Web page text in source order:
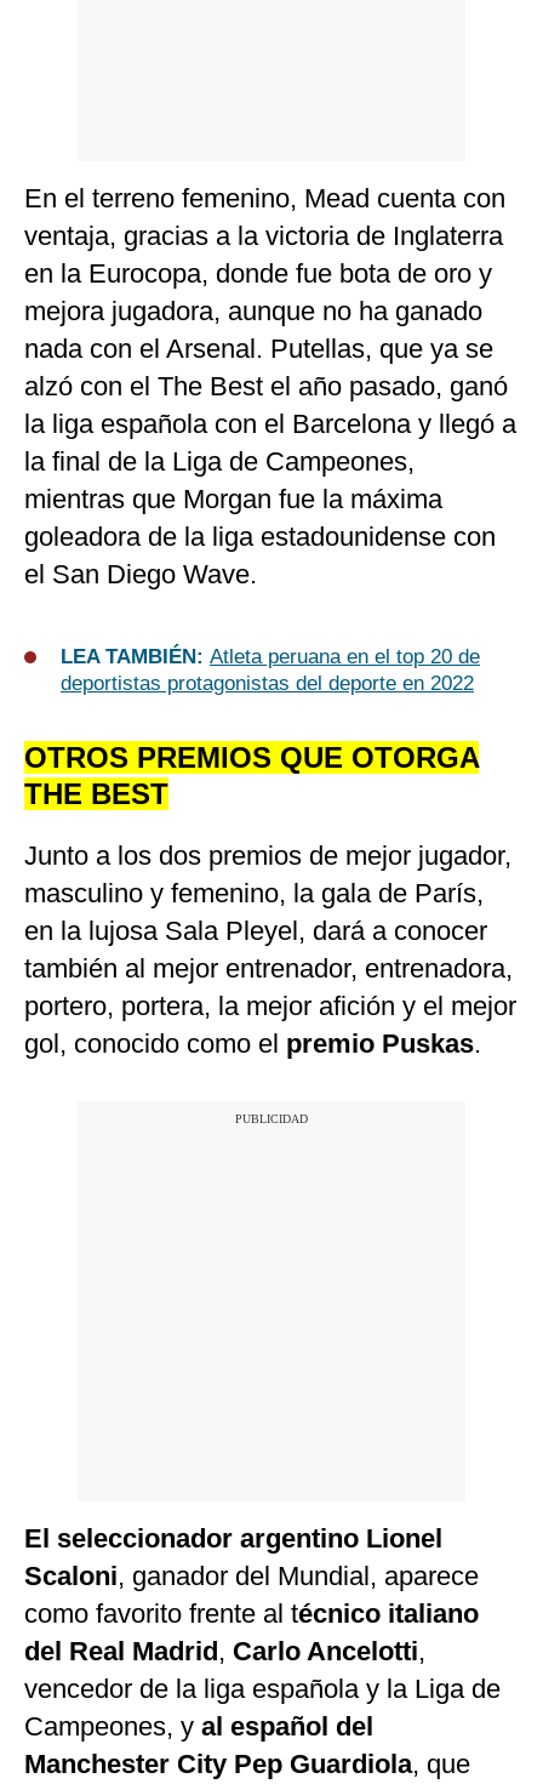
En el terreno femenino, Mead cuenta con
ventaja, gracias a la victoria de Inglaterra
en la Eurocopa, donde fue bota de oro y
mejora jugadora, aunque no ha ganado
nada con el Arsenal. Putellas, que ya se
alzó con el The Best el año pasado, ganó
la liga española con el Barcelona y llegó a
la final de la Liga de Campeones,
mientras que Morgan fue la máxima
goleadora de la liga estadounidense con
el San Diego Wave.
LEA TAMBIÉN: Atleta peruana en el top 20 de
deportistas protagonistas del deporte en 2022
OTROS PREMIOS QUE OTORGA
THE BEST
Junto a los dos premios de mejor jugador,
masculino y femenino, la gala de París,
en la lujosa Sala Pleyel, dará a conocer
también al mejor entrenador, entrenadora,
portero, portera, la mejor afición y el mejor
gol, conocido como el premio Puskas.
El seleccionador argentino Lionel
Scaloni, ganador del Mundial, aparece
como favorito frente al técnico italiano
del Real Madrid, Carlo Ancelotti,
vencedor de la liga española y la Liga de
Campeones, y al español del
Manchester City Pep Guardiola, que